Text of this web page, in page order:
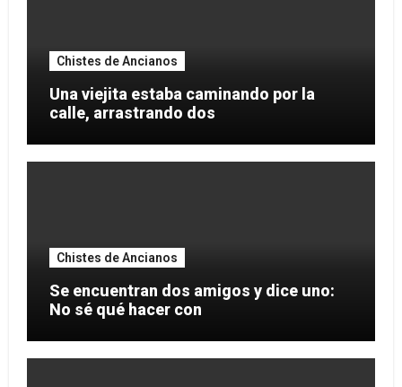
Chistes de Ancianos
Una viejita estaba caminando por la
calle, arrastrando dos
Chistes de Ancianos
Se encuentran dos amigos y dice uno:
No sé qué hacer con